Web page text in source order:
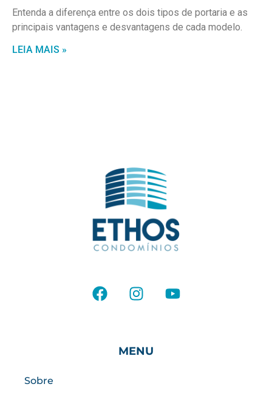
Entenda a diferença entre os dois tipos de portaria e as
principais vantagens e desvantagens de cada modelo.
LEIA MAIS »
MENU
Sobre